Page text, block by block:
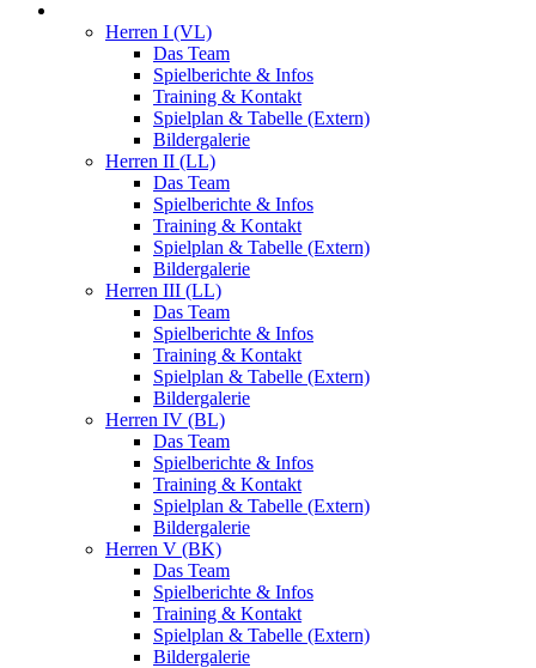
Herren I (VL)
Das Team
Spielberichte & Infos
Training & Kontakt
Spielplan & Tabelle (Extern)
Bildergalerie
Herren II (LL)
Das Team
Spielberichte & Infos
Training & Kontakt
Spielplan & Tabelle (Extern)
Bildergalerie
Herren III (LL)
Das Team
Spielberichte & Infos
Training & Kontakt
Spielplan & Tabelle (Extern)
Bildergalerie
Herren IV (BL)
Das Team
Spielberichte & Infos
Training & Kontakt
Spielplan & Tabelle (Extern)
Bildergalerie
Herren V (BK)
Das Team
Spielberichte & Infos
Training & Kontakt
Spielplan & Tabelle (Extern)
Bildergalerie